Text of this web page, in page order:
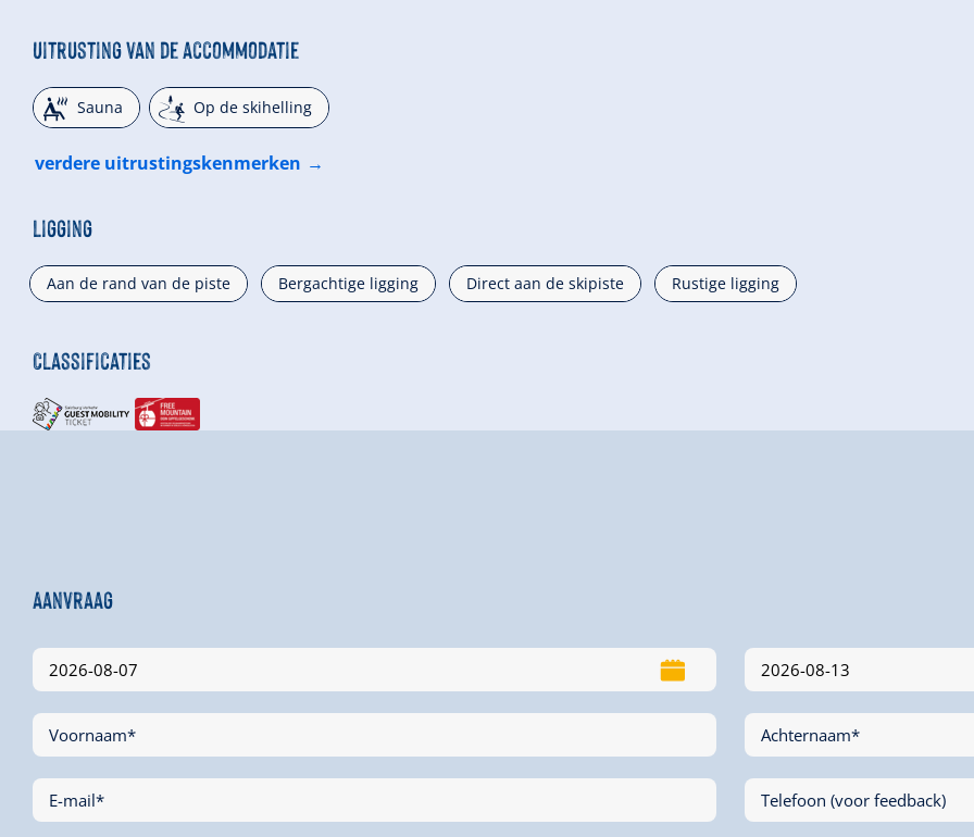
Uitrusting van de accommodatie
🗔Sauna 🞷Op de skihelling
verdere uitrustingskenmerken
Ligging
Aan de rand van de piste Bergachtige ligging Direct aan de skipiste Rustige ligging
Classificaties
Aanvraag
Voornaam* Achternaam*
E-mail* Telefoon (voor feedback)